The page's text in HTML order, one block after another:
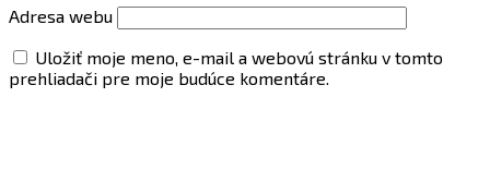
Adresa webu
Uložiť moje meno, e-mail a webovú stránku v tomto
prehliadači pre moje budúce komentáre.